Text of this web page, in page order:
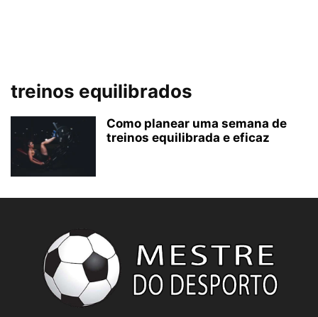
treinos equilibrados
Como planear uma semana de
treinos equilibrada e eficaz